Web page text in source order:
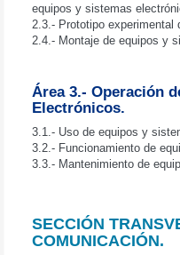
equipos y sistemas
2.3.- Prototipo experimental
2.4.- Montaje de equipos y
Área 3.- Operación
Electrónicos.
3.1.- Uso de equipos y
3.2.- Funcionamiento de
3.3.- Mantenimiento de
SECCIÓN
COMUNICACIÓN.